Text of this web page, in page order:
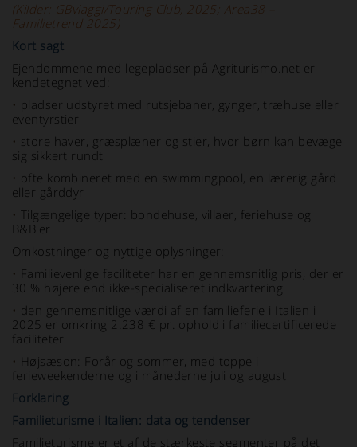
(Kilder: GBviaggi/Touring Club, 2025; Area38 –
Familietrend 2025)
Kort sagt
Ejendommene med legepladser på Agriturismo.net er
kendetegnet ved:
• pladser udstyret med rutsjebaner, gynger, træhuse eller
eventyrstier
• store haver, græsplæner og stier, hvor børn kan bevæge
sig sikkert rundt
• ofte kombineret med en swimmingpool, en lærerig gård
eller gårddyr
• Tilgængelige typer: bondehuse, villaer, feriehuse og
B&B'er
Omkostninger og nyttige oplysninger:
• Familievenlige faciliteter har en gennemsnitlig pris, der er
30 % højere end ikke-specialiseret indkvartering
• den gennemsnitlige værdi af en familieferie i Italien i
2025 er omkring 2.238 € pr. ophold i familiecertificerede
faciliteter
• Højsæson: Forår og sommer, med toppe i
ferieweekenderne og i månederne juli og august
Forklaring
Familieturisme i Italien: data og tendenser
Familieturisme er et af de stærkeste segmenter på det